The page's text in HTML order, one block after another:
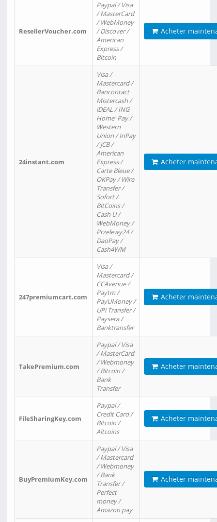
ResellerVoucher.com
Paypal / Visa
/ MasterCard
/ WebMoney
/ Discover /
American
Express /
Bitcoin
Acheter
24instant.com
Visa /
Mastercard /
Bancontact
Mistercash /
iDEAL / ING
Home' Pay /
Western
Union / InPay
/ JCB /
American
Express /
Carte Bleue /
OKPay / Wire
Transfer /
Sofort /
BitCoins /
Cash U /
WebMoney /
Przelewy24 /
DaoPay /
Cash4WM
Acheter
247premiumcart.com
Visa /
Mastercard /
CCAvenue /
Paytm /
PayUMoney /
UPi Transfer /
Paysera /
Banktransfer
Acheter
TakePremium.com
Paypal / Visa
/ MasterCard
/ Webmoney
/ Bitcoin /
Bank
Transfer
Acheter
FileSharingKey.com
Paypal /
Credit Card /
Bitcoin /
Altcoins
Acheter
BuyPremiumKey.com
Paypal / Visa
/ Mastercard
/ Webmoney
/ Bank
Transfer /
Perfect
money /
Amazon pay
Acheter